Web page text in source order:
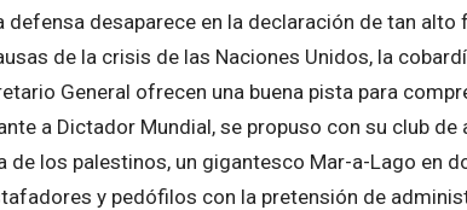
defensa desaparece en la declaración de tan alto
de la crisis de las Naciones Unidos, la
General ofrecen una buena pista para
a Dictador Mundial, se propuso con su club de
de los palestinos, un gigantesco Mar-a-Lago en
y pedófilos con la pretensión de